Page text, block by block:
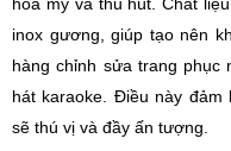
inox gương, giúp tạo nên
hàng chỉnh sửa trang phục
hát karaoke. Điều này đảm
sẽ thú vị và đầy ấn tượng.